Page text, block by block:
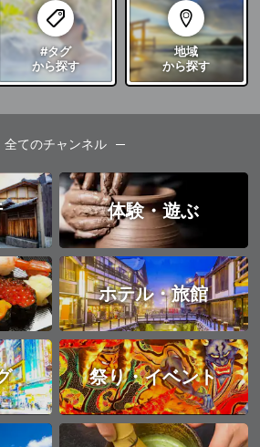
#タグ
から探す
地域
から探す
全てのチャンネル
体験・遊ぶ
ホテル・旅館
祭り・イベント